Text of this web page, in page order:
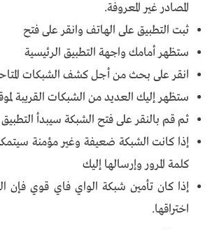
المصادر غير المعروفة.
ثبت التطبيق على الهاتف وانقر على فتح
ستظهر أمامك واجهة التطبيق الرئيسية
انقر على بحث من أجل كشف الشبكات
ستظهر إليك العديد من الشبكات القريبة
ثم قم بالنقر على فتح الشبكة سيبدأ
إذا كانت الشبكة ضعيفة وغير مؤمنة
كلمة المرور وإرسالها إليك
إذا كان تأمين شبكة الواي فاي قوي فإن
اختراقها.